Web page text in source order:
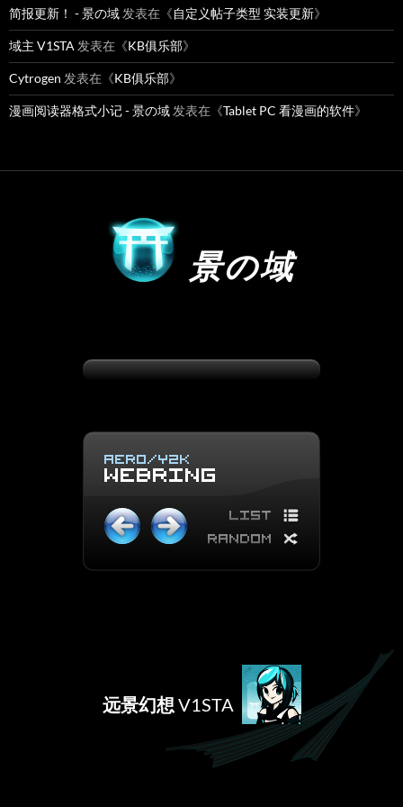
简报更新！ - 景の域 发表在《自定义帖子类型 实装更新》
域主 V1STA 发表在《KB俱乐部》
Cytrogen 发表在《KB俱乐部》
漫画阅读器格式小记 - 景の域 发表在《Tablet PC 看漫画的软件》
景の域
远景幻想 V1STA